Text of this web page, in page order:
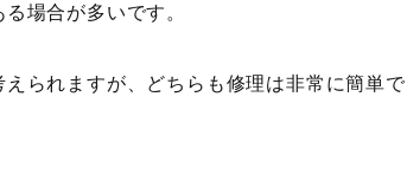
る場合が多いです。
られますが、どちらも修理は非常に簡単で